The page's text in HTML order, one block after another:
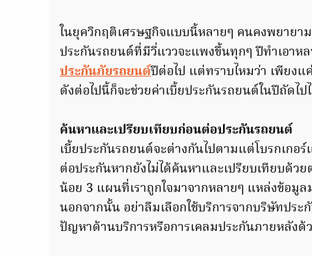
ในยุควิกฤติเศรษฐกิจแบบนี้หลายๆ คนคงพยายา
ประกันรถยนต์ที่มีวี่แววจะแพงขึ้นทุกๆ ปีทำเอาห
ประกันภัยรถยนต์ปีต่อไป แต่ทราบไหมว่า เพียง
ดังต่อไปนี้ก็จะช่วยค่าเบี้ยประกันรถยนต์ในปีถัดไป
ค้นหาและเปรียบเทียบก่อนต่อประกันรถยนต์
เบี้ยประกันรถยนต์จะต่างกันไปตามแต่โบรกเกอ
ต่อประกันหากยังไม่ได้ค้นหาและเปรียบเทียบด้ว
น้อย 3 แผนที่เราถูกใจมาจากหลายๆ แหล่งข้อมู
นอกจากนั้น อย่าลืมเลือกใช้บริการจากบริษัทปร
ปัญหาด้านบริการหรือการเคลมประกันภายหลังด้